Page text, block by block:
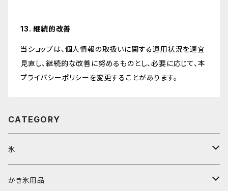
13. 継続的改善
当ショップは、個人情報の取扱いに関する運用状況を適宜
見直し、継続的な改善に努めるものとし、必要に応じて、本
プライバシーポリシーを変更することがあります。
CATEGORY
氷
富士天然水の氷
かき氷用品